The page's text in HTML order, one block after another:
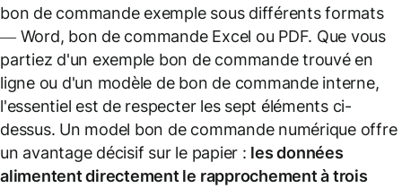
bon de commande exemple sous différents formats
— Word, bon de commande Excel ou PDF. Que vous
partiez d'un exemple bon de commande trouvé en
ligne ou d'un modèle de bon de commande interne,
l'essentiel est de respecter les sept éléments ci-
dessus. Un model bon de commande numérique offre
un avantage décisif sur le papier : les données
alimentent directement le rapprochement à trois